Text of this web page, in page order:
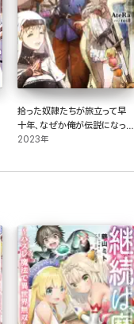
拾った奴隷たちが旅立って早
十年、なぜか俺が伝説になって
いた【電子書籍限定書き下ろ
2023年